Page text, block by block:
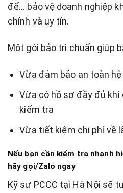
để… bảo vệ doanh nghiệp
chính và uy tín.
Một gói bảo trì chuẩn giúp
Vừa đảm bảo an toàn
Vừa có hồ sơ đầy đủ
kiểm tra
Vừa tiết kiệm chi phí về
Nếu bạn cần kiểm tra nhanh
hãy gọi/Zalo ngay
Kỹ sư PCCC tại Hà Nội sẽ